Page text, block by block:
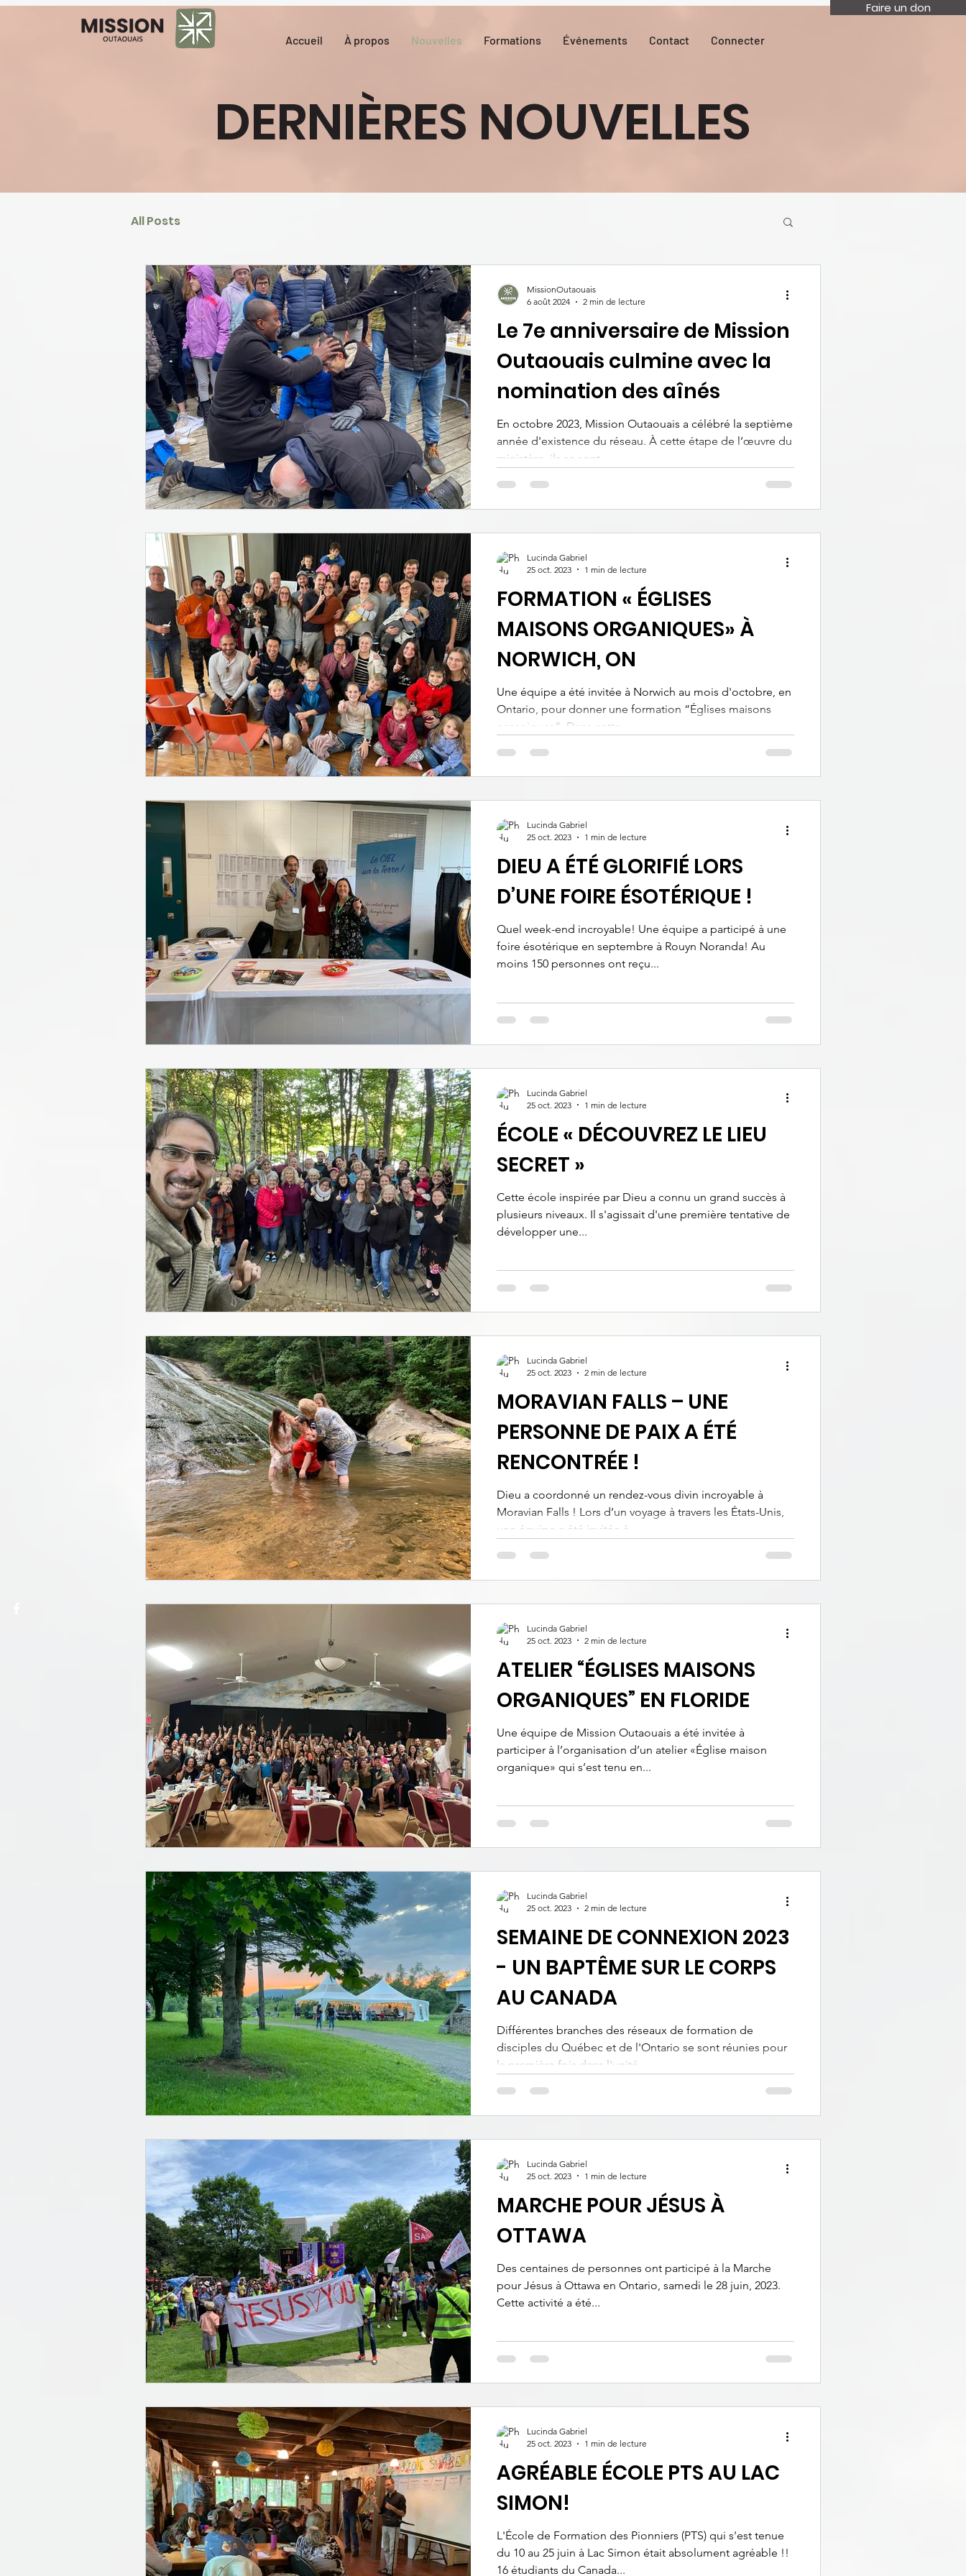
Faire un don
Accueil À propos Nouvelles Formations Événements Contact Connecter
DERNIÈRES NOUVELLES
All Posts
Le 7e anniversaire de Mission
Outaouais culmine avec la
nomination des aînés
En octobre 2023, Mission Outaouais a célébré la septième
année d'existence du réseau. À cette étape de l’œuvre du
ministère, ils se sont...
MissionOutaouais
6 août 2024
2 min de lecture
FORMATION « ÉGLISES
MAISONS ORGANIQUES» À
NORWICH, ON
Une équipe a été invitée à Norwich au mois d'octobre, en
Ontario, pour donner une formation “Églises maisons
organiques”. Dans cette...
Lucinda Gabriel
25 oct. 2023
1 min de lecture
DIEU A ÉTÉ GLORIFIÉ LORS
D’UNE FOIRE ÉSOTÉRIQUE !
Quel week-end incroyable! Une équipe a participé à une
foire ésotérique en septembre à Rouyn Noranda! Au
moins 150 personnes ont reçu...
Lucinda Gabriel
25 oct. 2023
1 min de lecture
ÉCOLE « DÉCOUVREZ LE LIEU
SECRET »
Cette école inspirée par Dieu a connu un grand succès à
plusieurs niveaux. Il s'agissait d'une première tentative de
développer une...
Lucinda Gabriel
25 oct. 2023
1 min de lecture
MORAVIAN FALLS – UNE
PERSONNE DE PAIX A ÉTÉ
RENCONTRÉE !
Dieu a coordonné un rendez-vous divin incroyable à
Moravian Falls ! Lors d’un voyage à travers les États-Unis,
une équipe a été invitée à...
Lucinda Gabriel
25 oct. 2023
2 min de lecture
ATELIER “ÉGLISES MAISONS
ORGANIQUES” EN FLORIDE
Une équipe de Mission Outaouais a été invitée à
participer à l’organisation d’un atelier «Église maison
organique» qui s’est tenu en...
Lucinda Gabriel
25 oct. 2023
2 min de lecture
SEMAINE DE CONNEXION 2023
- UN BAPTÊME SUR LE CORPS
AU CANADA
Différentes branches des réseaux de formation de
disciples du Québec et de l'Ontario se sont réunies pour
la première fois dans l'unité...
Lucinda Gabriel
25 oct. 2023
2 min de lecture
MARCHE POUR JÉSUS À
OTTAWA
Des centaines de personnes ont participé à la Marche
pour Jésus à Ottawa en Ontario, samedi le 28 juin, 2023.
Cette activité a été...
Lucinda Gabriel
25 oct. 2023
1 min de lecture
AGRÉABLE ÉCOLE PTS AU LAC
SIMON!
L'École de Formation des Pionniers (PTS) qui s'est tenue
du 10 au 25 juin à Lac Simon était absolument agréable !!
16 étudiants du Canada...
Lucinda Gabriel
25 oct. 2023
1 min de lecture